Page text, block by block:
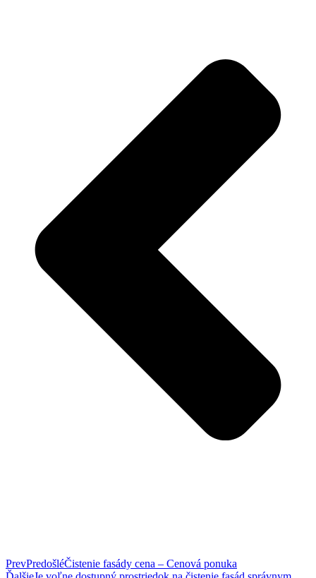
PrevPredošléČistenie fasády cena – Cenová ponuka